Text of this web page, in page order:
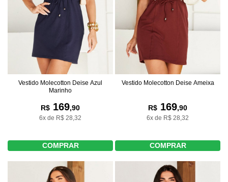
Vestido Molecotton Deise Azul
Marinho
R$ 169,90
6x de R$ 28,32
COMPRAR
Vestido Molecotton Deise Ameixa
R$ 169,90
6x de R$ 28,32
COMPRAR